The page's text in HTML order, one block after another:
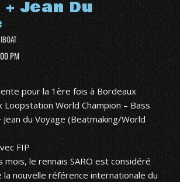
Jean Du
IBOAT
PM
pour la 1ère fois à Bordeaux
Loopstation World Champion – Bass
Jean du Voyage (Beatmaking/World
FIP
mois, le rennais SARO est considéré
la nouvelle référence internationale du